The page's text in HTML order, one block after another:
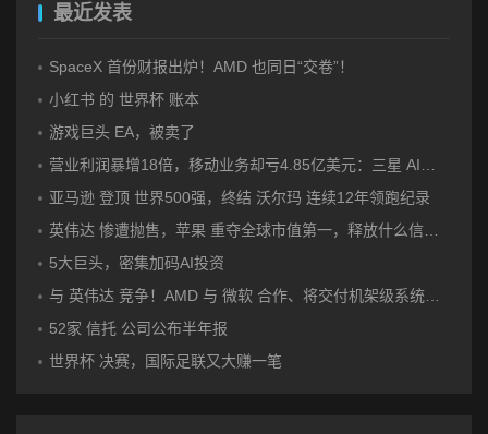
最近发表
SpaceX 首份财报出炉！AMD 也同日“交卷”！
小红书 的 世界杯 账本
游戏巨头 EA，被卖了
营业利润暴增18倍，移动业务却亏4.85亿美元：三星 AI红利的另一面
亚马逊 登顶 世界500强，终结 沃尔玛 连续12年领跑纪录
英伟达 惨遭抛售，苹果 重夺全球市值第一，释放什么信号？
5大巨头，密集加码AI投资
与 英伟达 竞争！AMD 与 微软 合作、将交付机架级系统Helios
52家 信托 公司公布半年报
世界杯 决赛，国际足联又大赚一笔